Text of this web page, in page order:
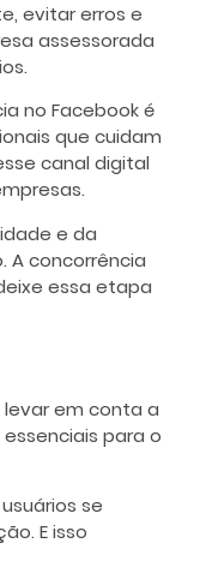
evitar erros e
assessorada
no Facebook é
que cuidam
canal digital
e da
A concorrência
essa etapa
levar em conta a
para o
se
E isso